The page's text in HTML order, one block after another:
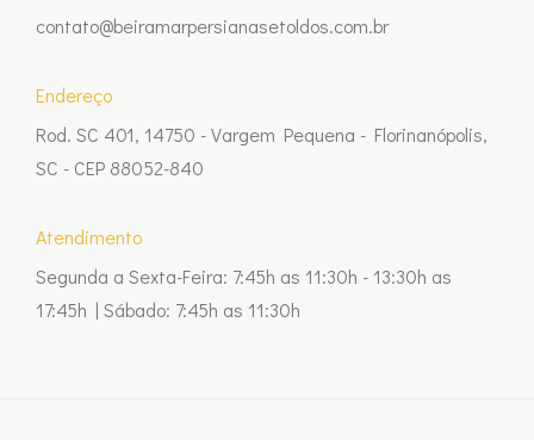
contato@beiramarpersianasetoldos.com.br
Endereço
Rod. SC 401, 14750 - Vargem Pequena - Florinanópolis,
SC - CEP 88052-840
Atendimento
Segunda a Sexta-Feira: 7:45h as 11:30h - 13:30h as
17:45h | Sábado: 7:45h as 11:30h